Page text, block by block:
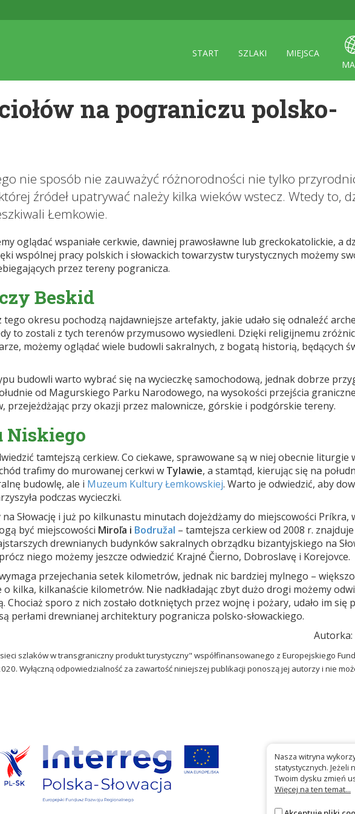
START SZLAKI
MIEJSCA
na pograniczu polsko-
nie sposób nie zauważyć różnorodności nie tylko
źródeł upatrywać należy kilka wieków wstecz. Wtedy to,
Łemkowie.
oglądać wspaniałe cerkwie, dawniej prawosławne lub greckokatolickie, a
wspólnej pracy polskich i słowackich towarzystw turystycznych możemy
przez tereny pogranicza.
Beskid
tego okresu pochodzą najdawniejsze artefakty, jakie udało się odnaleźć
to zostali z tych terenów przymusowo wysiedleni. Dzięki religijnemu
możemy oglądać wiele budowli sakralnych, z bogatą historią, będących
budowli warto wybrać się na wycieczkę samochodową, jednak dobrze
od Magurskiego Parku Narodowego, na wysokości przejścia
przejeżdżając przy okazji przez malownicze, górskie i podgórskie tereny.
Niskiego
tamtejszą cerkiew. Co ciekawe, sprawowane są w niej obecnie liturgie
trafimy do murowanej cerkwi w Tylawie, a stamtąd, kierując się na
budowlę, ale i Muzeum Kultury Łemkowskiej. Warto je odwiedzić, aby
podczas wycieczki.
Słowację i już po kilkunastu minutach dojeżdżamy do miejscowości Príkra,
być miejscowości Miroľa i Bodružal – tamtejsza cerkiew od 2008 r.
drewnianych budynków sakralnych obrządku bizantyjskiego na
niego możemy jeszcze odwiedzić Krajné Čierno, Dobroslavę i Korejovce.
przejechania setek kilometrów, jednak nic bardziej mylnego –
kilka, kilkanaście kilometrów. Nie nadkładając zbyt dużo drogi możemy
sporo z nich zostało dotkniętych przez wojnę i pożary, udało im się
perłami drewnianej architektury pogranicza polsko-słowackiego.
Autorka:
szlaków w transgraniczny produkt turystyczny" współfinansowanego z Europejskiego
Wyłączną odpowiedzialność za zawartość niniejszej publikacji ponoszą jej autorzy i nie
Nasza witryna
statystycznych. Jeżeli
Twoim dysku zmień
Więcej na ten temat...